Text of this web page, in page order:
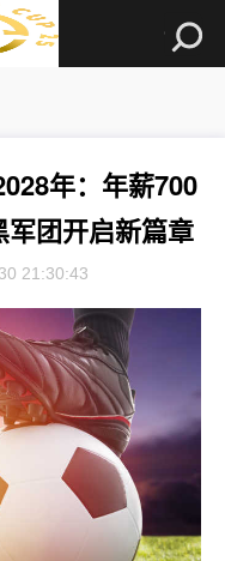
年：年薪700
团开启新篇章
21:30:43